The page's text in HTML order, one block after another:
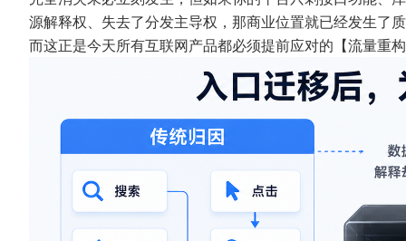
源解释权、失去了分发主导权，那商业位置就已经发生了
而这正是今天所有互联网产品都必须提前应对的【流量重